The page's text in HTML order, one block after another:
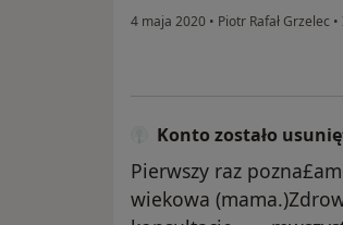
4 maja 2020 • Piotr Rafał Grzelec •
Konto zostało
Pierwszy raz
wiekowa